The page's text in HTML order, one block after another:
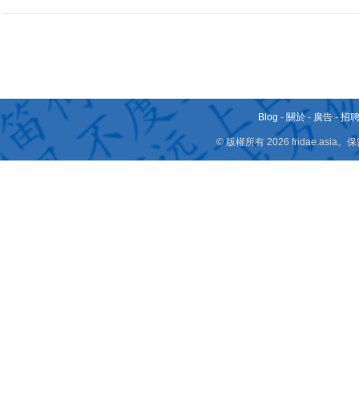
Blog - 關於 - 廣告 -招
© 版權所有 2026 fridae.asia。